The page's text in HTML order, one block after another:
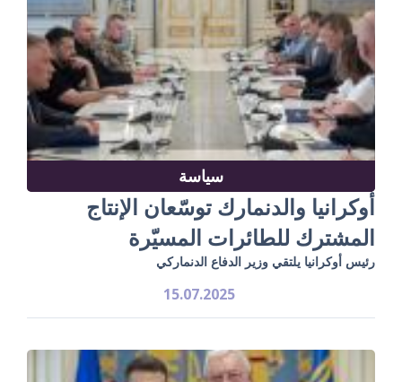
سياسة
أوكرانيا والدنمارك توسّعان الإنتاج
المشترك للطائرات المسيّرة
رئيس أوكرانيا يلتقي وزير الدفاع الدنماركي
15.07.2025